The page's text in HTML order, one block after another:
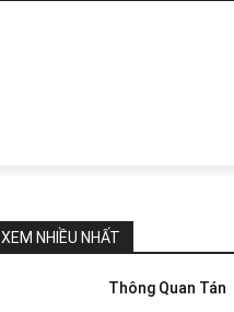
XEM NHIỀU NHẤT
Thông Quan Tán